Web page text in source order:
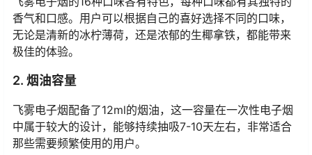
香气和口感。用户可以根据自己的喜好选择不同的口味，
无论是清新的冰柠薄荷，还是浓郁的生椰拿铁，都能带来
极佳的体验。
2. 烟油容量
飞雾电子烟配备了12ml的烟油，这一容量在一次性电子烟
中属于较大的设计，能够持续抽吸7-10天左右，非常适合
那些需要频繁使用的用户。